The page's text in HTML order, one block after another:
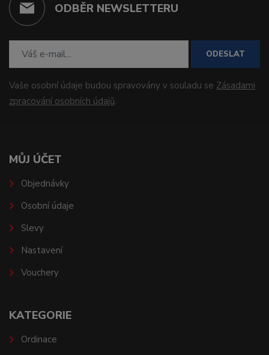
ODBĚR NEWSLETTERU
ODESLAT
Vaše osobní údaje budou spravovány v souladu se Zásadami
zpracování osobních údajů.
MŮJ ÚČET
Objednávky
Osobní údaje
Slevy
Nastavení
Vouchery
KATEGORIE
Ordinace